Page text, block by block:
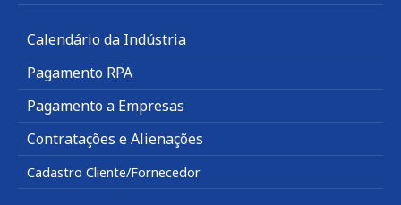
Calendário da Indústria
Pagamento RPA
Pagamento a Empresas
Contratações e Alienações
Cadastro Cliente/Fornecedor